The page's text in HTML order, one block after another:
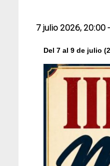
7 julio 2026, 20:00 -
Del 7 al 9 de julio